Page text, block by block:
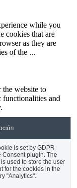
while you
cookies that are
as they are
of the ...
the website to
functionalities and
is set by GDPR
Consent plugin. The
used to store the user
for the cookies in the
"Analytics".